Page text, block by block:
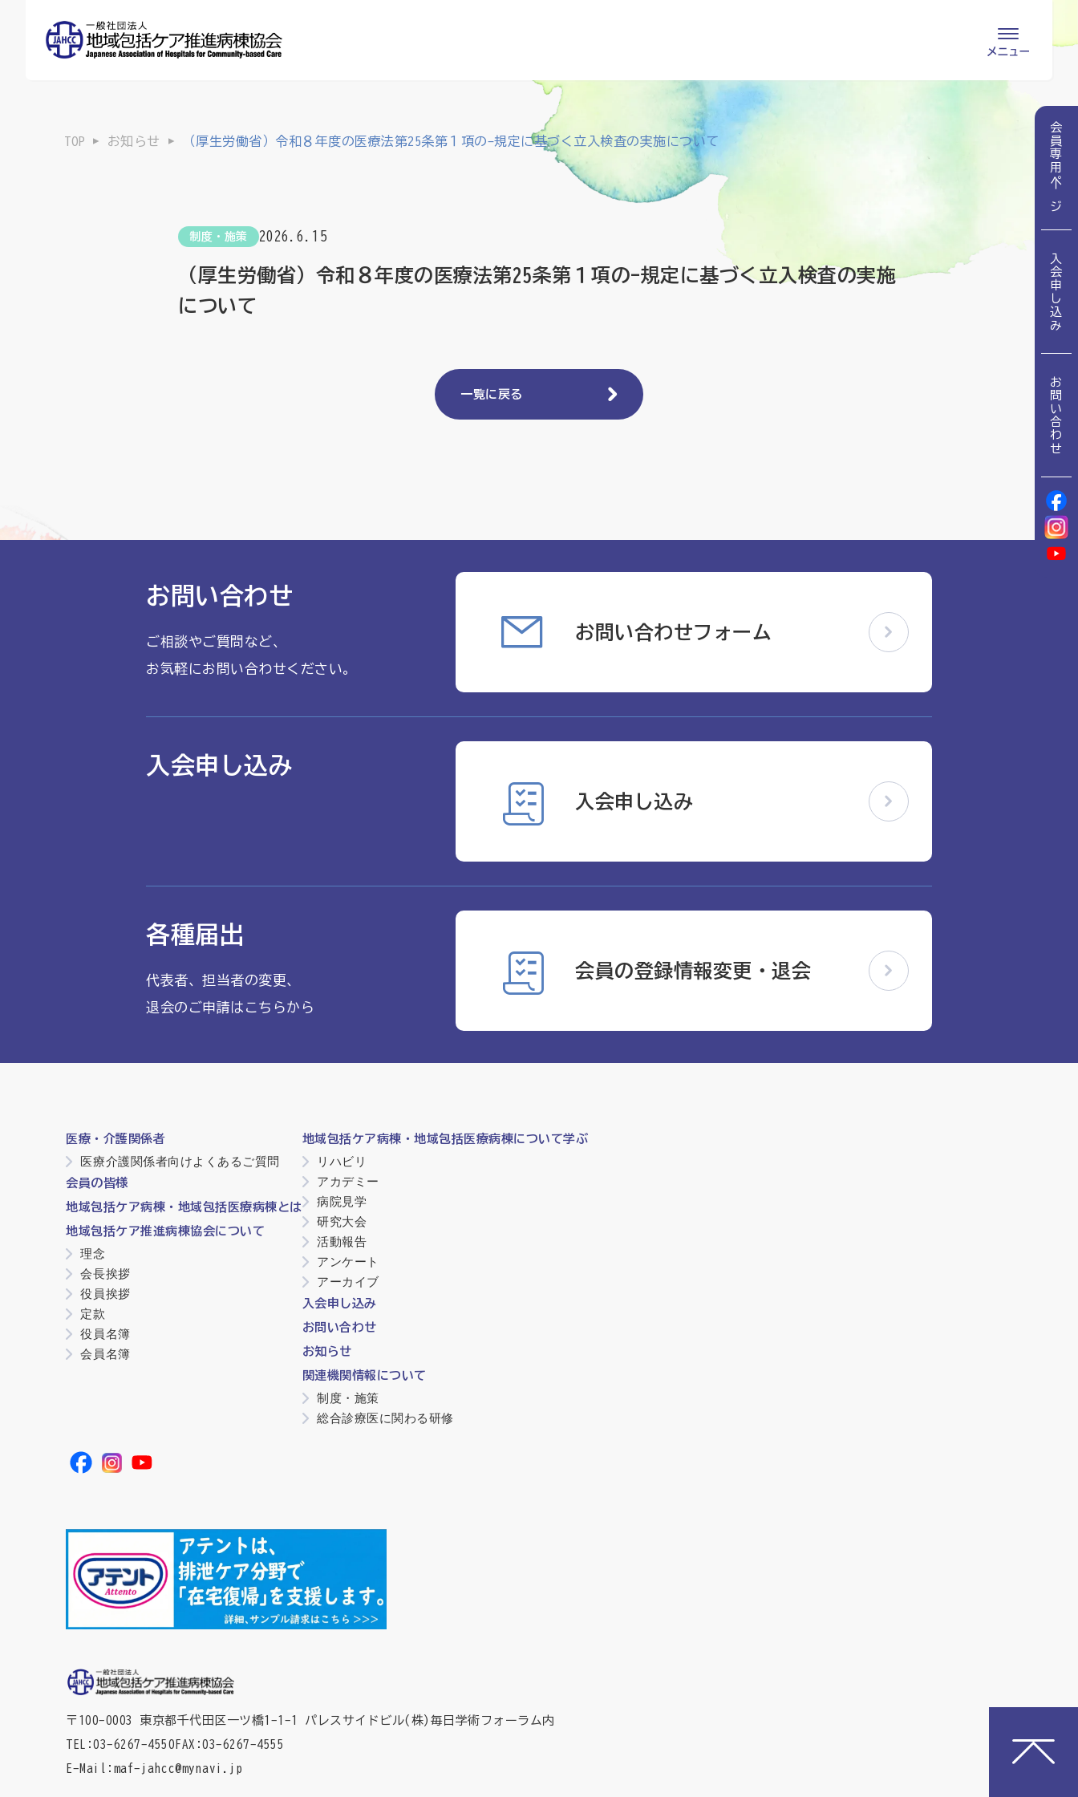
会員の皆様
定款
地域包括ケア病棟・地域包括医療病棟について学ぶ
お知らせ
関連機関情報について
会員専用ページ
入会申し込み
お問い合わせ
TOP お知らせ （厚生労働省）令和８年度の医療法第25条第１項の-規定に基づく立入検査の実施について
制度・施策 2026.6.15
（厚生労働省）令和８年度の医療法第25条第１項の-規定に基づく立入検査の実施
について
一覧に戻る
お問い合わせ
ご相談やご質問など、
お気軽にお問い合わせください。
お問い合わせフォーム
入会申し込み
入会申し込み
各種届出
代表者、担当者の変更、
退会のご申請はこちらから
会員の登録情報変更・退会
医療・介護関係者
医療介護関係者向けよくあるご質問
会員の皆様
地域包括ケア病棟・地域包括医療病棟とは
地域包括ケア推進病棟協会について
理念
会長挨拶
役員挨拶
定款
役員名簿
会員名簿
地域包括ケア病棟・地域包括医療病棟について学ぶ
リハビリ
アカデミー
病院見学
研究大会
活動報告
アンケート
アーカイブ
入会申し込み
お問い合わせ
お知らせ
関連機関情報について
制度・施策
総合診療医に関わる研修
〒100-0003 東京都千代田区一ツ橋1-1-1
パレスサイドビル(株)毎日学術フォーラム内
TEL
03-6267-4550 FAX
03-6267-4555
E-Mail
maf-jahcc@mynavi.jp